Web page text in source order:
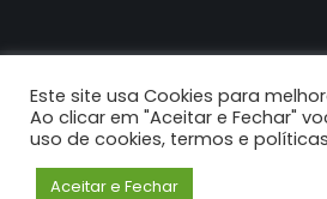
2025© R3 Soluções e Sistemas de
Higiene e Limpeza. Todos os
direitos reservados.
Criado por Criative
Este site usa Cookies para
Ao clicar em "Aceitar e Fechar"
uso de cookies, termos e
Aceitar e Fechar